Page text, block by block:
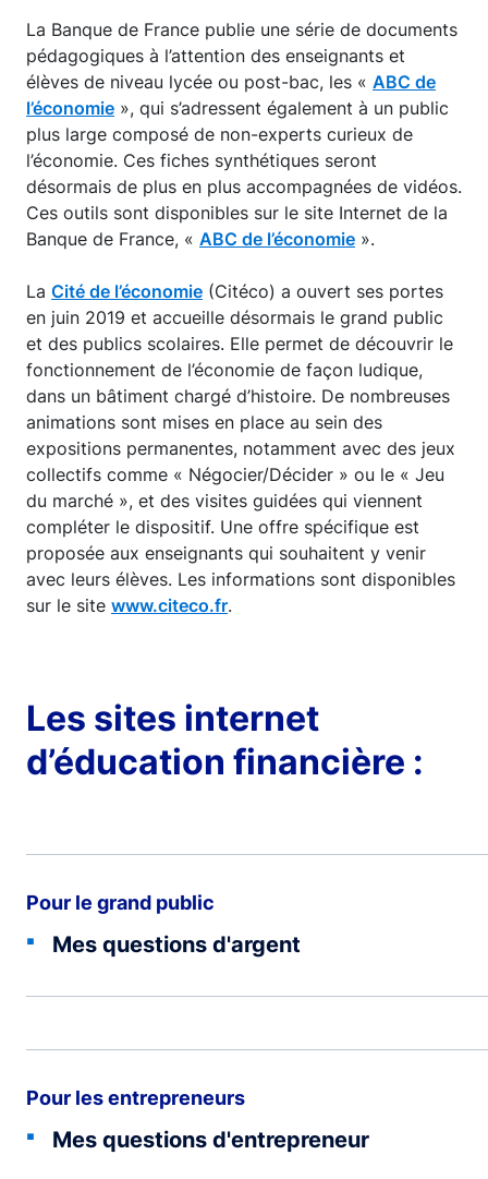
La Banque de France publie une série de documents
pédagogiques à l’attention des enseignants et
élèves de niveau lycée ou post-bac, les « ABC de
l’économie », qui s’adressent également à un public
plus large composé de non-experts curieux de
l’économie. Ces fiches synthétiques seront
désormais de plus en plus accompagnées de vidéos.
Ces outils sont disponibles sur le site Internet de la
Banque de France, « ABC de l’économie ».
La Cité de l’économie (Citéco) a ouvert ses portes
en juin 2019 et accueille désormais le grand public
et des publics scolaires. Elle permet de découvrir le
fonctionnement de l’économie de façon ludique,
dans un bâtiment chargé d’histoire. De nombreuses
animations sont mises en place au sein des
expositions permanentes, notamment avec des jeux
collectifs comme « Négocier/Décider » ou le « Jeu
du marché », et des visites guidées qui viennent
compléter le dispositif. Une offre spécifique est
proposée aux enseignants qui souhaitent y venir
avec leurs élèves. Les informations sont disponibles
sur le site www.citeco.fr.
Les sites internet
d’éducation financière :
Pour le grand public
Mes questions d'argent
Pour les entrepreneurs
Mes questions d'entrepreneur